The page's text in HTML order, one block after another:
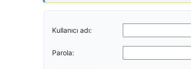
Kullanıcı adı:
Parola: